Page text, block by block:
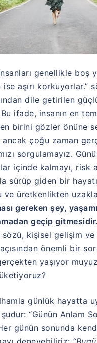
insanları genellikle boş
aşırı korkuyorlar.”
dile getirilen
ifade, insanın en
birini gözler önüne
çoğu zaman
sorgulamayız.
içinde kalmayı, risk
sürüp giden bir
ve üretkenlikten
gereken şey,
geçip gitmesidir.
sözü, kişisel gelişim ve
açısından önemli bir
yaşıyor
günlük hayatta
“Günün Anlam
Her günün sonunda
deneyebiliriz: